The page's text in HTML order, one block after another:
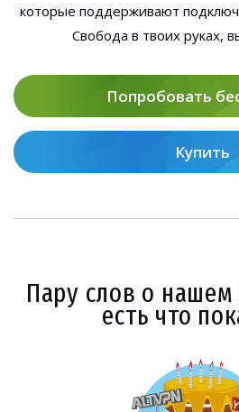
которые поддерживают
Свобода в твоих руках,
Попробовать
Купить
Пару слов о нашем
есть что